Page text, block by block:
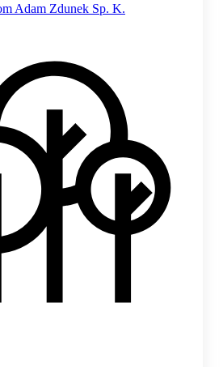
Adam Zdunek Sp. K.